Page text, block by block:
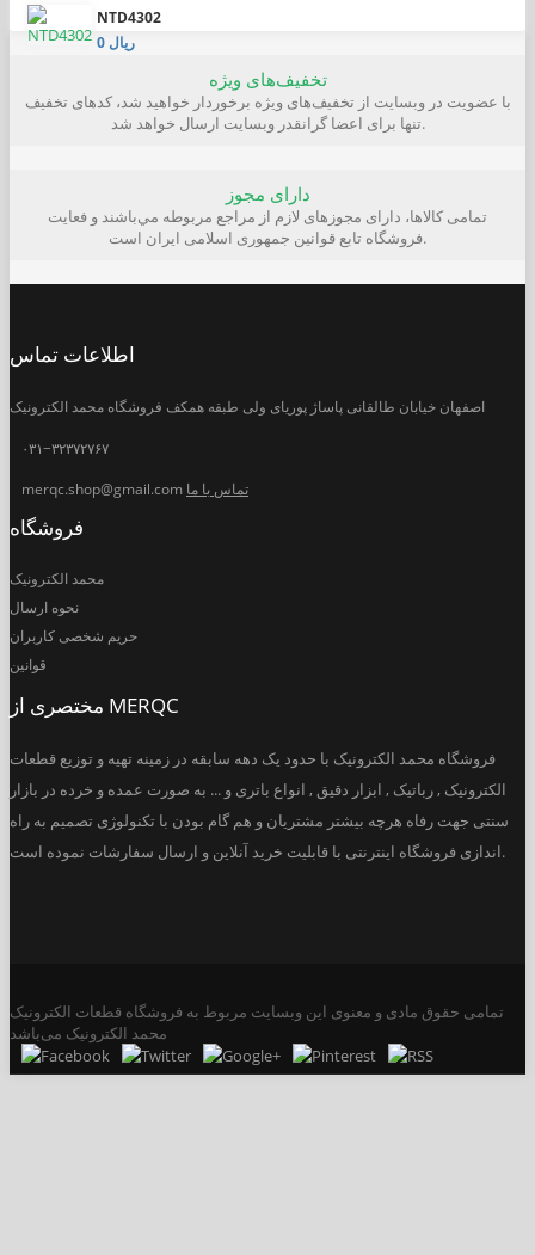
NTD4302
0 ریال
تخفیف‌های ویژه
با عضویت در وبسایت از تخفیف‌های ویژه برخوردار خواهید شد، کدهای تخفیف
تنها برای اعضا گرانقدر وبسایت ارسال خواهد شد.
دارای مجوز
تمامی كالاها، دارای مجوزهای لازم از مراجع مربوطه مي‌باشند و فعایت
فروشگاه تابع قوانين جمهوری اسلامی ايران است.
اطلاعات تماس
اصفهان خیابان طالقانی پاساژ پوریای ولی طبقه همکف فروشگاه محمد الکترونیک
۰۳۱−۳۲۳۷۲۷۶۷
merqc.shop@gmail.com تماس با ما
فروشگاه
محمد الکترونیک
نحوه ارسال
حریم شخصی کاربران
قوانین
مختصری از MERQC
فروشگاه محمد الکترونیک با حدود یک دهه سابقه در زمینه تهیه و توزیع قطعات
الکترونیک , رباتیک , ابزار دقیق , انواع باتری و ... به صورت عمده و خرده در بازار
سنتی جهت رفاه هرچه بیشتر مشتریان و هم گام بودن با تکنولوژی تصمیم به راه
اندازی فروشگاه اینترنتی با قابلیت خرید آنلاین و ارسال سفارشات نموده است.
تمامی حقوق مادی و معنوی این وبسایت مربوط به فروشگاه قطعات الکترونیک
محمد الکترونیک می‌باشد